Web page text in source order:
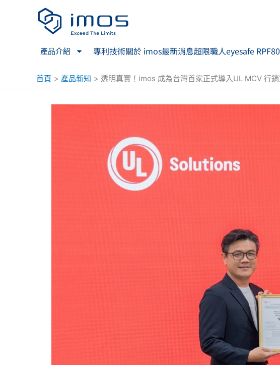
產品介紹 專利技術關於 imos最新消息超限職人eyesafe RPF80
首頁 產品新知 透明真實！imos 成為台灣首家正式導入UL MCV 行